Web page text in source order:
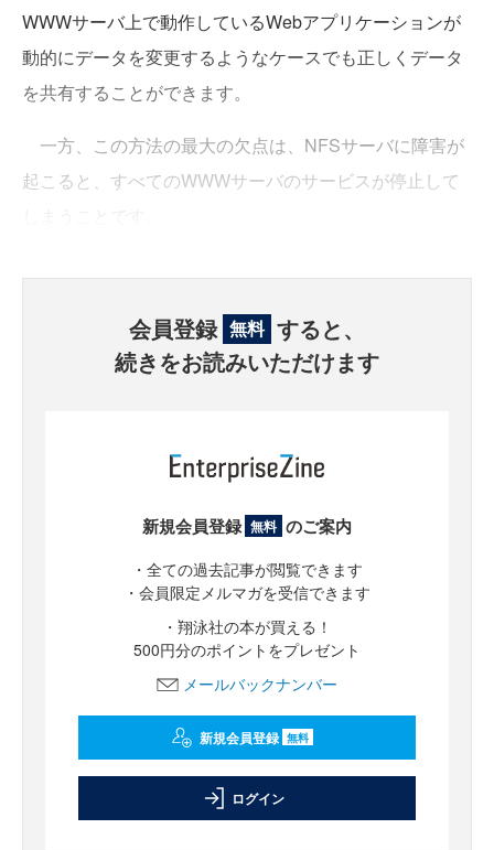
WWWサーバ上で動作しているWebアプリケーションが
動的にデータを変更するようなケースでも正しくデータ
を共有することができます。
一方、この方法の最大の欠点は、NFSサーバに障害が
起こると、すべてのWWWサーバのサービスが停止して
会員登録 無料 すると、
続きをお読みいただけます
新規会員登録 無料 のご案内
・全ての過去記事が閲覧できます
・会員限定メルマガを受信できます
・翔泳社の本が買える！
500円分のポイントをプレゼント
メールバックナンバー
新規会員登録 無料
ログイン